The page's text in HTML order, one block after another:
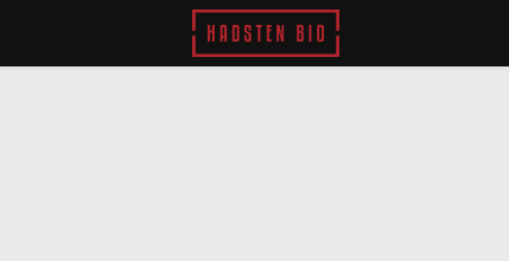
Hadsten Bio